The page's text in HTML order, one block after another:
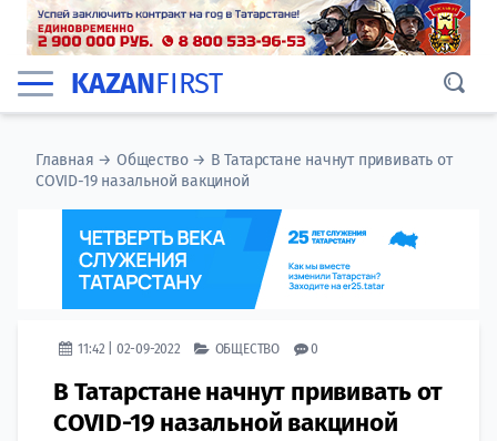
KAZANFIRST
Главная →Общество→ В Татарстане начнут прививать от
COVID-19 назальной вакциной
11:42 | 02-09-2022 ОБЩЕСТВО 0
В Татарстане начнут прививать от
COVID-19 назальной вакциной